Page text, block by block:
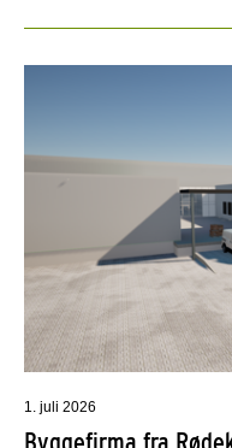
1. juli 2026
Byggefirma fra